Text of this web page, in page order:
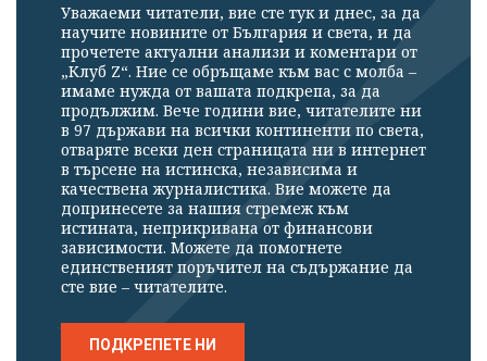
Уважаеми читатели, вие сте тук и днес, за да
научите новините от България и света, и да
прочетете актуални анализи и коментари от
„Клуб Z“. Ние се обръщаме към вас с молба –
имаме нужда от вашата подкрепа, за да
продължим. Вече години вие, читателите ни
в 97 държави на всички континенти по света,
отваряте всеки ден страницата ни в интернет
в търсене на истинска, независима и
качествена журналистика. Вие можете да
допринесете за нашия стремеж към
истината, неприкривана от финансови
зависимости. Можете да помогнете
единственият поръчител на съдържание да
сте вие – читателите.
ПОДКРЕПЕТЕ НИ